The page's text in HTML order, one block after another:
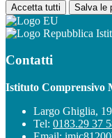
Accetta tutti Salva le
Contatti
Istituto Comprensivo
Largo Ghiglia,
Tel: 0183.29 37